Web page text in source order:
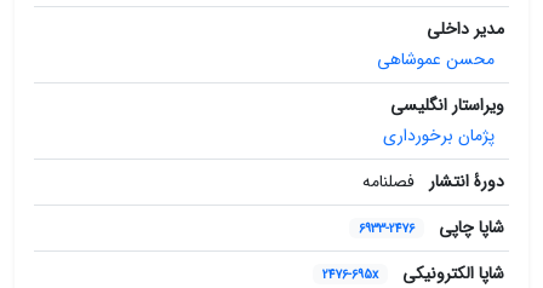
مدیر داخلی
محسن عموشاهی
ویراستار انگلیسی
پژمان برخورداری
دورۀ انتشار فصلنامه
شاپا چاپی
6933-2476
شاپا الکترونیکی 2476-695x